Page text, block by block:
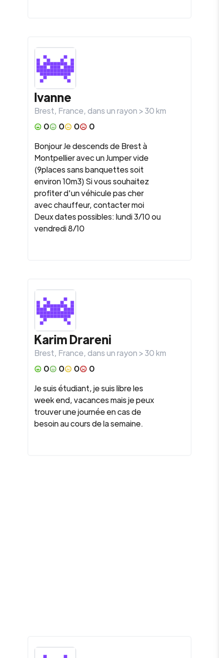
Ivanne
Brest, France, dans un rayon >30km
0
0 0
0
Bonjour Je descends de Brest à
Montpellier avec un Jumper vide
(9places sans banquettes soit
environ 10m3) Si vous souhaitez
profiter d'un véhicule pas cher
avec chauffeur, contacter moi
Deux dates possibles: lundi 3/10 ou
vendredi 8/10
Karim Drareni
Brest, France, dans un rayon >30km
0
0 0
0
Je suis étudiant, je suis libre les
week end, vacances mais je peux
trouver une journée en cas de
besoin au cours de la semaine.